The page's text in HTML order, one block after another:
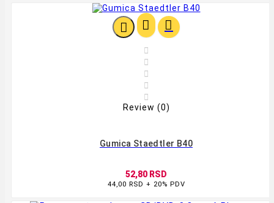
  





Review (0)
Gumica Staedtler B40
52,80 RSD
44,00 RSD + 20% PDV